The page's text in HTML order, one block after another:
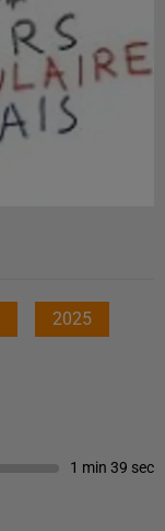
2025
1 min 39 sec